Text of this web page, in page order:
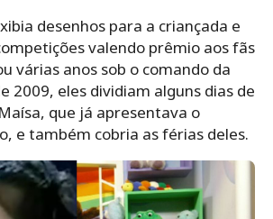
desenhos para a criançada e
valendo prêmio aos fãs
várias anos sob o comando da
2009, eles dividiam alguns dias de
que já apresentava o
e também cobria as férias deles.